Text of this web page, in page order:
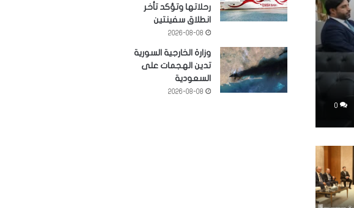
0
رحلاتها وتؤكد تأخر
انطلاق سفينتين
2026-08-08
وزارة الخارجية السورية
تدين الهجمات على
السعودية
2026-08-08